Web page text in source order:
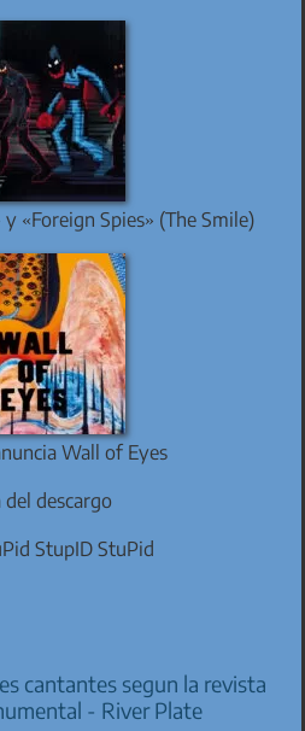
«Foreign Spies» (The Smile)
Wall of Eyes
del descargo
StupID StuPid
cantantes segun la revista
- River Plate